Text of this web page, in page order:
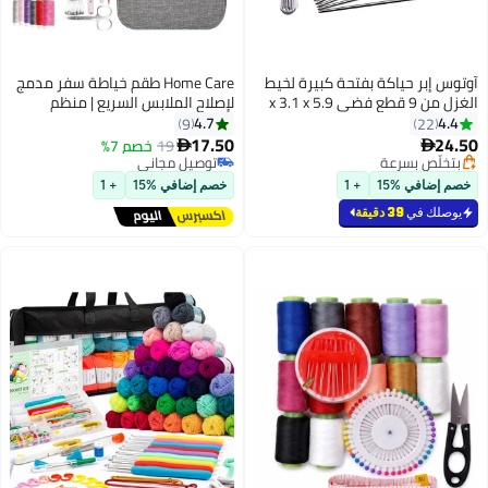
آوتوس إبر حياكة بفتحة كبيرة لخيط
الغزل من 9 قطع فضي 5.9 x 3.1 x
0.6بوصة4.4
22
24.50
بتخلّص بسرعة
بتخلّص بسرعة
خصم إضافي %15 + 1
يوصلك في39 دقيقة
Home Care طقم خياطة سفر مدمج
لإصلاح الملابس السريع | منظم
خياطة محمول للاستخدام في
المنزل والسفر والطوارئ
4.7
9
17.50
19 خصم 7%
توصيل مجاني
توصيل مجاني
خصم إضافي %15 + 1